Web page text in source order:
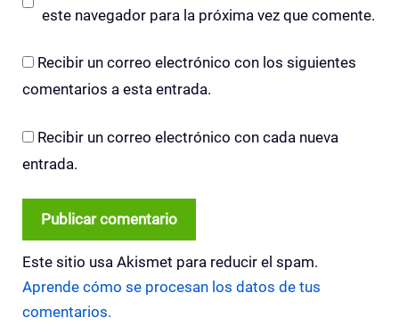
este navegador para la próxima vez que comente.
Recibir un correo electrónico con los siguientes
comentarios a esta entrada.
Recibir un correo electrónico con cada nueva
entrada.
Este sitio usa Akismet para reducir el spam.
Aprende cómo se procesan los datos de tus
comentarios.